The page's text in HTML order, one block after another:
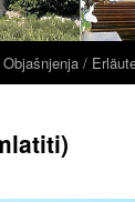
Objašnjenja /